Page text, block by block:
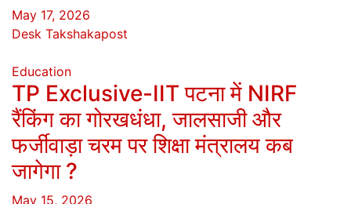
May 17, 2026
Desk Takshakapost
Education
TP Exclusive-IIT पटना में NIRF
रैंकिंग का गोरखधंधा, जालसाजी और
फर्जीवाड़ा चरम पर शिक्षा मंत्रालय कब
जागेगा ?
May 15, 2026